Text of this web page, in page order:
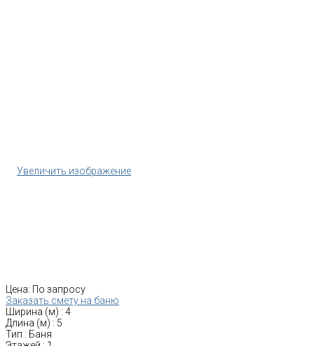
Увеличить изображение
Цена: По запросу
Заказать смету на баню
Ширина (м) : 4
Длина (м) : 5
Тип : Баня